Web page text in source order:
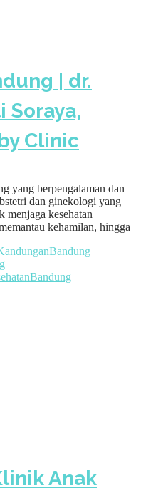
| dr.
Soraya,
Clinic
yang berpengalaman dan
dan ginekologi yang
menjaga kesehatan
kehamilan, hingga
Anak